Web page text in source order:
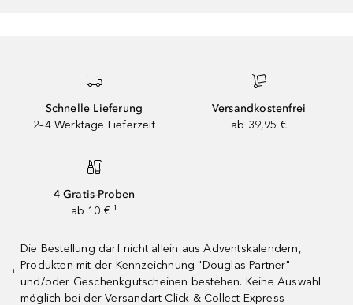
Schnelle Lieferung
2–4 Werktage Lieferzeit
Versandkostenfrei
ab 39,95 €
4 Gratis-Proben
ab 10 € ¹
¹
Die Bestellung darf nicht allein aus Adventskalendern,
Produkten mit der Kennzeichnung "Douglas Partner"
und/oder Geschenkgutscheinen bestehen. Keine Auswahl
möglich bei der Versandart Click & Collect Express